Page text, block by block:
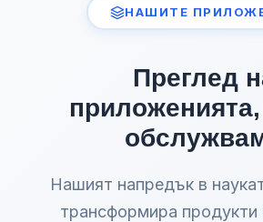
НАШИТЕ
Преглед
Нашият напредък в
трансформира продукти